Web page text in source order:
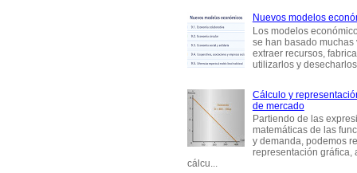
Nuevos modelos
Los modelos
se han basado muchas
extraer recursos,
utilizarlos y
Cálculo y
de mercado
Partiendo de las
matemáticas de las
y demanda, podemos
representación gráfica,
cálcu...